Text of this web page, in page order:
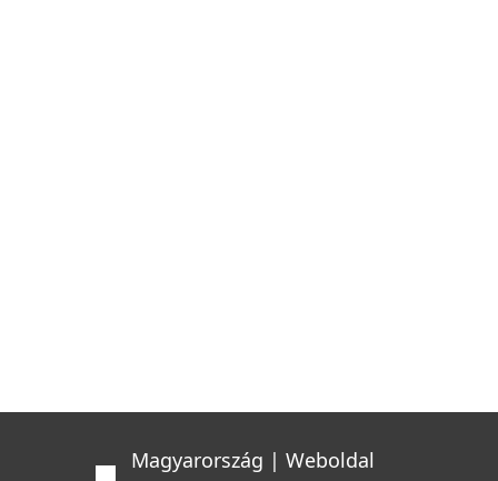
Magyarország | Weboldal